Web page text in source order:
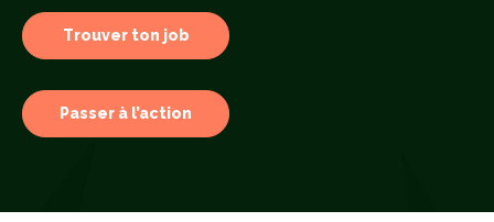
Trouver ton job
Passer à l’action